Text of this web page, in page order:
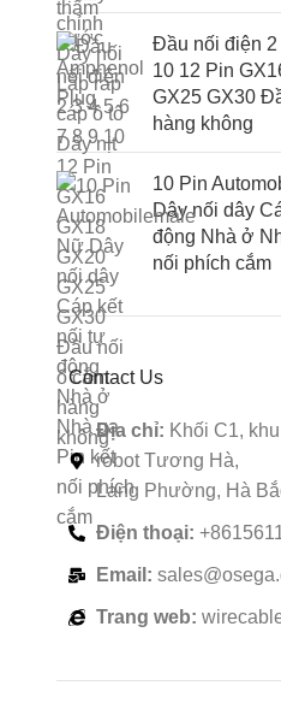
Đầu nối điện 2
10 12 Pin
GX25 GX30
hàng không
10 Pin
Dây nối dây
động Nhà ở
nối phích cắm
Contact Us
Địa chỉ: Khối C1,
robot Tương Hà,
Lang Phường, Hà
Điện thoại:
Email:
Trang web: